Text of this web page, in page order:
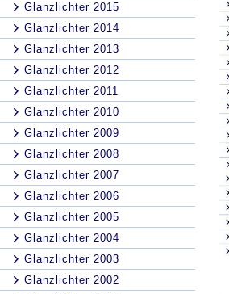
Glanzlichter 2015
Glanzlichter 2014
Glanzlichter 2013
Glanzlichter 2012
Glanzlichter 2011
Glanzlichter 2010
Glanzlichter 2009
Glanzlichter 2008
Glanzlichter 2007
Glanzlichter 2006
Glanzlichter 2005
Glanzlichter 2004
Glanzlichter 2003
Glanzlichter 2002